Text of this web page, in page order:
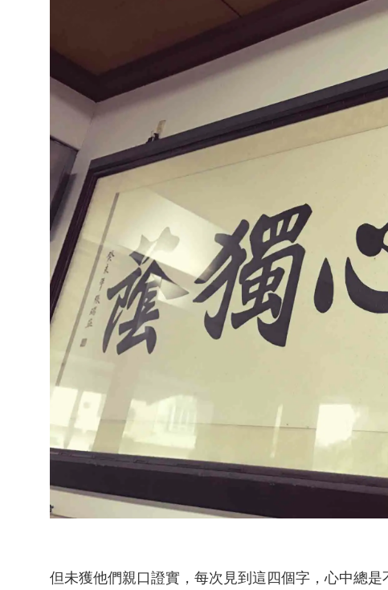
但未獲他們親口證實，每次見到這四個字，心中總